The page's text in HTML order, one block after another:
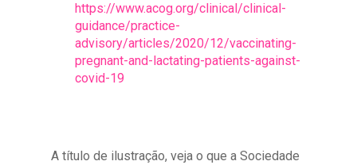
https://www.acog.org/clinical/clinical-
guidance/practice-
advisory/articles/2020/12/vaccinating-
pregnant-and-lactating-patients-against-
covid-19
A título de ilustração, veja o que a Sociedade